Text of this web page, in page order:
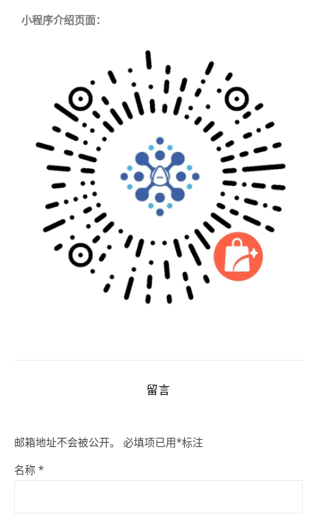
小程序介绍页面：
留言
邮箱地址不会被公开。 必填项已用*标注
名称 *